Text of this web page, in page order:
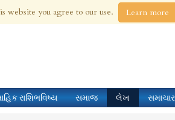
રાશિભવિષ્ય સમાજ લેખ સમાચાર
website you agree to our use. Learn more